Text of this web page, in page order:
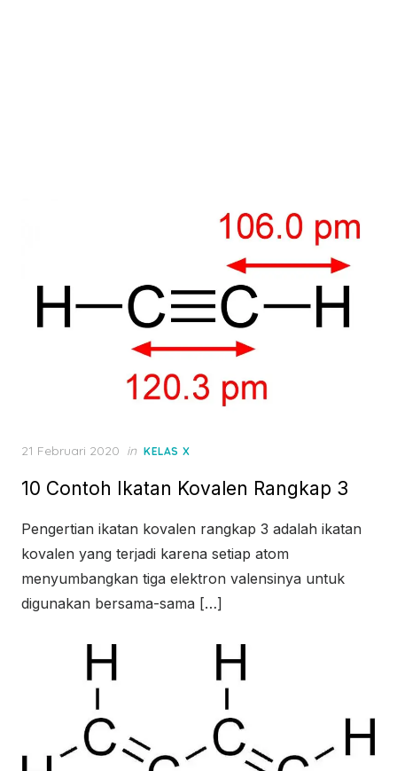
Posted
21 Februari 2020 in KELAS X
10 Contoh Ikatan Kovalen Rangkap 3
Pengertian ikatan kovalen rangkap 3 adalah ikatan
kovalen yang terjadi karena setiap atom
menyumbangkan tiga elektron valensinya untuk
digunakan bersama-sama […]